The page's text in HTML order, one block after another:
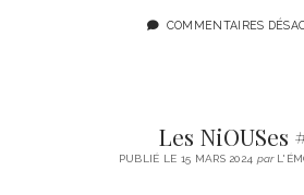
COMMENTAIRES
Les NiOUSes
PUBLIÉ LE 15 MARS 2024 par